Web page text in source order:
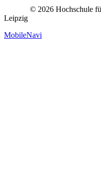
© 2026 Hochschule
Leipzig
MobileNavi